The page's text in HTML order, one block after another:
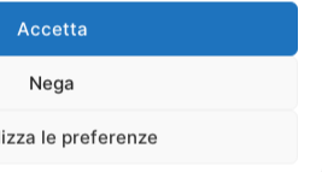
Accetta
Nega
le preferenze
importante proprio nelle
questi inverni rigidi e
avere delle temperature
è proprio il fatto che